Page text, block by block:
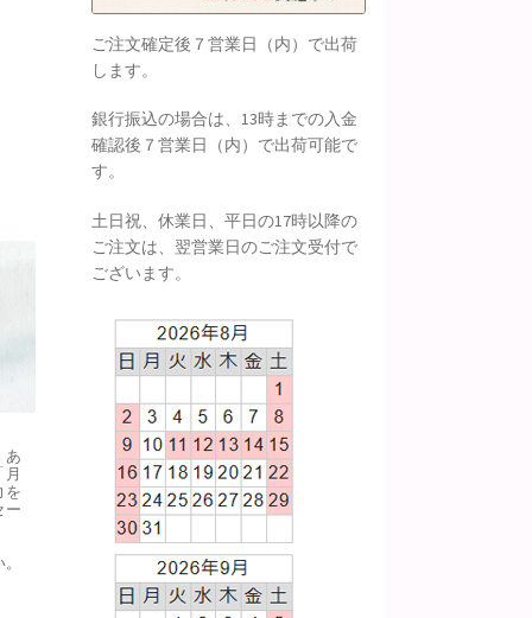
あ
を
ー
ご注文確定後７営業日（内）で出荷
します。
銀行振込の場合は、13時までの入金
確認後７営業日（内）で出荷可能で
す。
土日祝、休業日、平日の17時以降の
ご注文は、翌営業日のご注文受付で
ございます。